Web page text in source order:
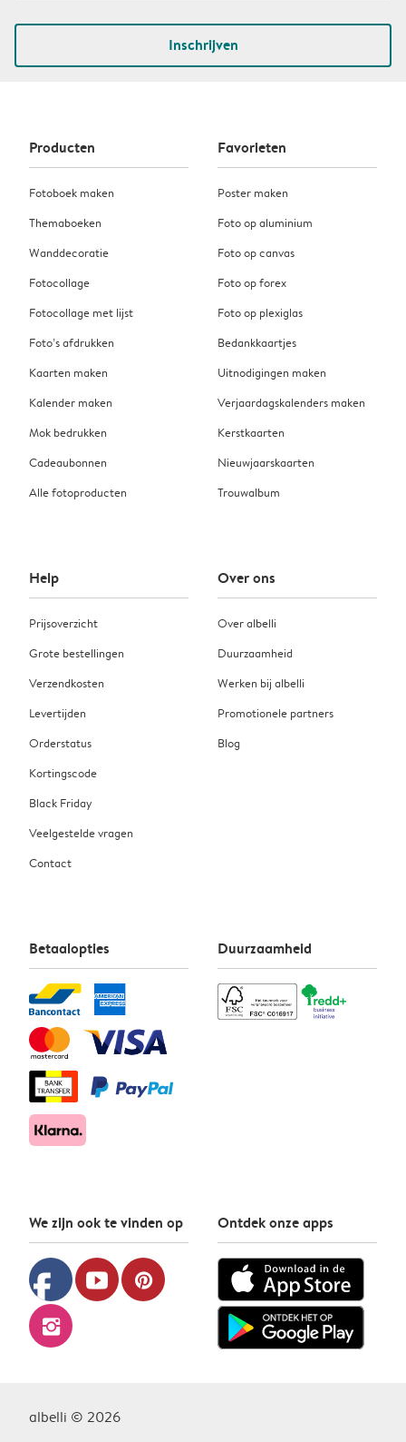
Inschrijven
Producten
Fotoboek maken
Themaboeken
Wanddecoratie
Fotocollage
Fotocollage met lijst
Foto’s afdrukken
Kaarten maken
Kalender maken
Mok bedrukken
Cadeaubonnen
Alle fotoproducten
Favorieten
Poster maken
Foto op aluminium
Foto op canvas
Foto op forex
Foto op plexiglas
Bedankkaartjes
Uitnodigingen maken
Verjaardagskalenders maken
Kerstkaarten
Nieuwjaarskaarten
Trouwalbum
Help
Prijsoverzicht
Grote bestellingen
Verzendkosten
Levertijden
Orderstatus
Kortingscode
Black Friday
Veelgestelde vragen
Contact
Over ons
Over albelli
Duurzaamheid
Werken bij albelli
Promotionele partners
Blog
Betaalopties Duurzaamheid
We zijn ook te vinden op
facebook youtube pinterest
instagram
Ontdek onze apps
albelli © 2026